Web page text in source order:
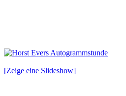
[Zeige eine Slideshow]